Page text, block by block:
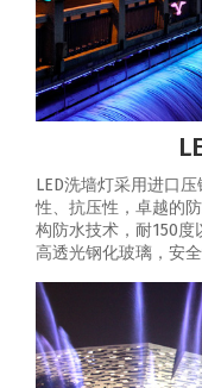
LED洗墙灯采用进口
性、抗压性，卓越的
构防水技术，耐150
高透光钢化玻璃，安